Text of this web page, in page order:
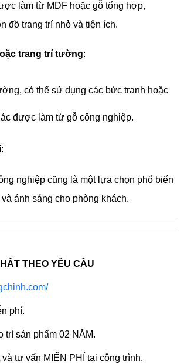
làm từ MDF hoặc gỗ tổng hợp,
đồ trang trí nhỏ và tiện ích.
trang trí tường:
có thể sử dụng các bức tranh hoặc
được làm từ gỗ công nghiệp.
:
nghiệp cũng là một lựa chọn phổ biến
ánh sáng cho phòng khách.
THEO YÊU CẦU
phí.
sản phẩm 02 NĂM.
tư vấn MIẾN PHÍ tại công trình.